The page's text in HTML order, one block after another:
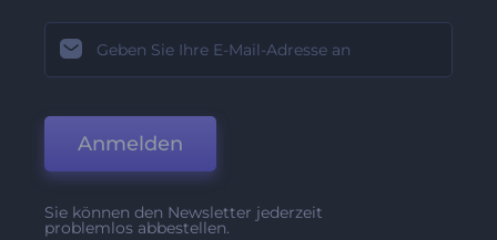
Anmelden
Sie können den Newsletter jederzeit
problemlos abbestellen.